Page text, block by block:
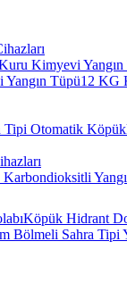
Kimyevi Yangın
Tüpü12 KG
Tipi Otomatik
Köpük Hidrant
Bölmeli Sahra Tipi